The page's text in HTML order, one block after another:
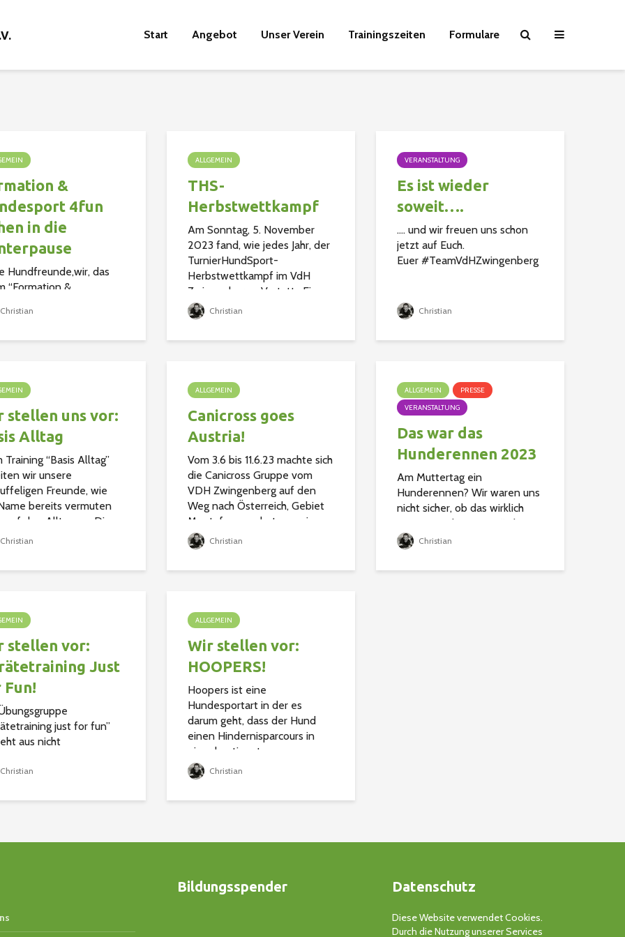
Start Angebot Unser Verein Trainingszeiten Formulare
&
4fun
in die
Hundfreunde,wir, das
“Formation &
4fun” gehen in
Winterpause und
Christian
ALLGEMEIN
THS-
Herbstwettkampf
Am Sonntag, 5. November
2023 fand, wie jedes Jahr, der
TurnierHundSport-
Herbstwettkampf im VdH
Zwingenberg e.V. statt . Ein
illustrer Kreis von
unerschrockenen und
wettertrotzenden
Christian
VERANSTALTUNG
Es ist wieder
soweit….
…. und wir freuen uns schon
jetzt auf Euch.
Euer #TeamVdHZwingenberg
Christian
stellen uns vor:
Alltag
Training “Basis Alltag”
wir unsere
Freunde, wie
bereits vermuten
auf den Alltag vor.Dies
für den Hund, dass
Beispiel lernt,
nicht zu...
Christian
ALLGEMEIN
Canicross goes
Austria!
Vom 3.6 bis 11.6.23 machte sich
die Canicross Gruppe vom
VDH Zwingenberg auf den
Weg nach Österreich, Gebiet
Montafon um dort gemeinsam
zu wandern. Insgesamt waren
fünf Menschen mit sechs
Hunden unterwegs. Wir sind...
Christian
ALLGEMEIN
PRESSE
VERANSTALTUNG
Das war das
Hunderennen 2023
Am Muttertag ein
Hunderennen? Wir waren uns
nicht sicher, ob das wirklich
eine gute Idee sein würde. Bei
der Termin Findung haben wir
alles erdenkliche versucht, um
am Muttertag vorbei zu
Christian
stellen vor:
Just
just for fun”
aus nicht
die mit ihren
jedoch ohne
Christian
ALLGEMEIN
Wir stellen vor:
HOOPERS!
Hoopers ist eine
Hundesportart in der es
darum geht, dass der Hund
einen Hindernisparcours in
einer bestimmten
Reihenfolge durchläuft. Der
Hund muss nicht springen. Der
Parcours besteht aus Bögen ,
Christian
Bildungsspender Datenschutz
Diese Website verwendet Cookies.
Durch die Nutzung unserer Services